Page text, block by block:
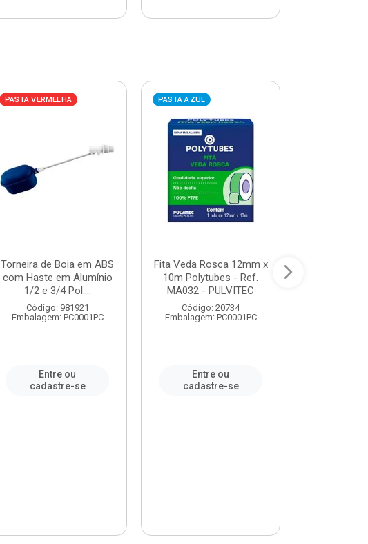
PASTA VERMELHA
Torneira de Boia em ABS
com Haste em Alumínio
1/2 e 3/4 Pol....
Código: 981921
Embalagem: PC0001PC
Entre ou
cadastre-se
PASTA AZUL
Fita Veda Rosca 12mm x
10m Polytubes - Ref.
MA032 - PULVITEC
Código: 20734
Embalagem: PC0001PC
Entre ou
cadastre-se